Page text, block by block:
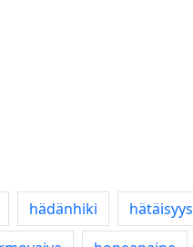
hädänhiki
hätäisyys